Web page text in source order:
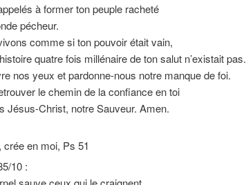
à former ton peuple racheté
pécheur.
comme si ton pouvoir était vain,
quatre fois millénaire de ton salut n’existait pas.
nos yeux et pardonne-nous notre manque de foi.
le chemin de la confiance en toi
Jésus-Christ, notre Sauveur. Amen.
en moi, Ps 51
10 :